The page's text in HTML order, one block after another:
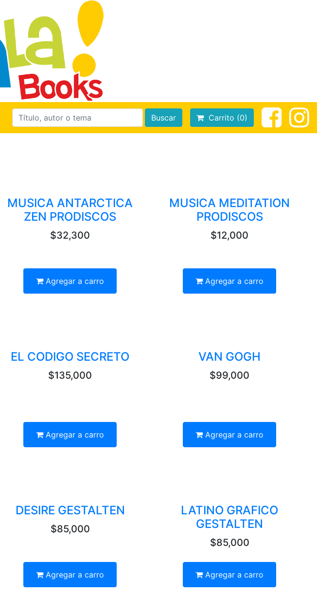
Buscar Carrito (0)
MUSICA ANTARCTICA
ZEN PRODISCOS
$32,300
Agregar a carro
MUSICA MEDITATION
PRODISCOS
$12,000
Agregar a carro
EL CODIGO SECRETO
$135,000
Agregar a carro
VAN GOGH
$99,000
Agregar a carro
DESIRE GESTALTEN
$85,000
Agregar a carro
LATINO GRAFICO
GESTALTEN
$85,000
Agregar a carro